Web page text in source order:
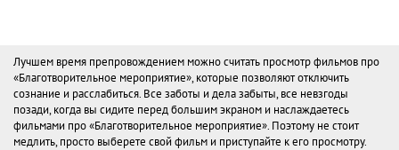
Лучшем время препровождением можно считать просмотр фильмов про
«Благотворительное мероприятие», которые позволяют отключить
сознание и расслабиться. Все заботы и дела забыты, все невзгоды
позади, когда вы сидите перед большим экраном и наслаждаетесь
фильмами про «Благотворительное мероприятие». Поэтому не стоит
медлить, просто выберете свой фильм и приступайте к его просмотру.